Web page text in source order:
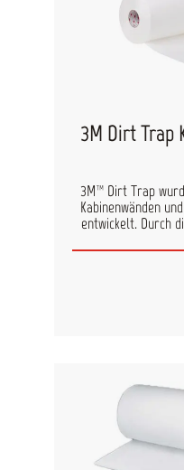
3M Dirt Trap
3M™ Dirt Trap
Kabinenwänden
entwickelt. Durch
Arbeitsumgebung
selbstklebend
und entfernen.
anzubringen und
und Kosten für
reduziert
und Sprühnebel Maße: 91m x 0,35m 91m x 0,71m